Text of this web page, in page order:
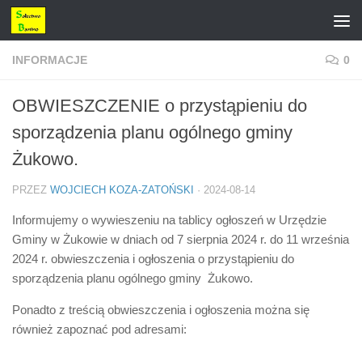
Przejdź do treści
INFORMACJE 0
OBWIESZCZENIE o przystąpieniu do
sporządzenia planu ogólnego gminy
Żukowo.
PRZEZ WOJCIECH KOZA-ZATOŃSKI · 2024-08-14
Informujemy o wywieszeniu na tablicy ogłoszeń w Urzędzie
Gminy w Żukowie w dniach od 7 sierpnia 2024 r. do 11 września
2024 r. obwieszczenia i ogłoszenia o przystąpieniu do
sporządzenia planu ogólnego gminy Żukowo.
Ponadto z treścią obwieszczenia i ogłoszenia można się
również zapoznać pod adresami: